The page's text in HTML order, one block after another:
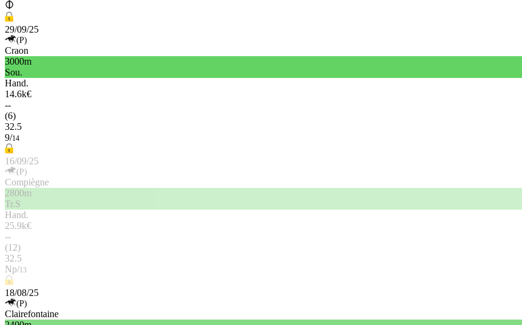
29/09/25
(P)
Craon
3000m
Sou.
Hand.
14.6k€
--
(6)
32.5
9/14
16/09/25
(P)
Compiègne
2800m
Tr.S
Hand.
25.9k€
--
(12)
32.5
Np/13
18/08/25
(P)
Clairefontaine